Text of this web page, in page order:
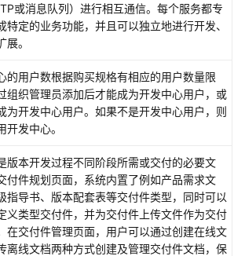
或消息队列）进行相互通信。每个服务都专
特定的业务功能，并且可以独立地进行开发、
展。
的用户数根据购买规格有相应的用户数量限
组织管理员添加后才能成为开发中心用户，或
为开发中心用户。如果不是开发中心用户，则
开发中心。
版本开发过程不同阶段所需或交付的必要文
付件规划页面，系统内置了例如产品需求文
指导书、版本配套表等交付件类型，同时可以
义类型交付件，并为交付件上传文件作为交付
在交付件管理页面，用户可以通过创建在线文
离线文档两种方式创建及管理交付件文档，保